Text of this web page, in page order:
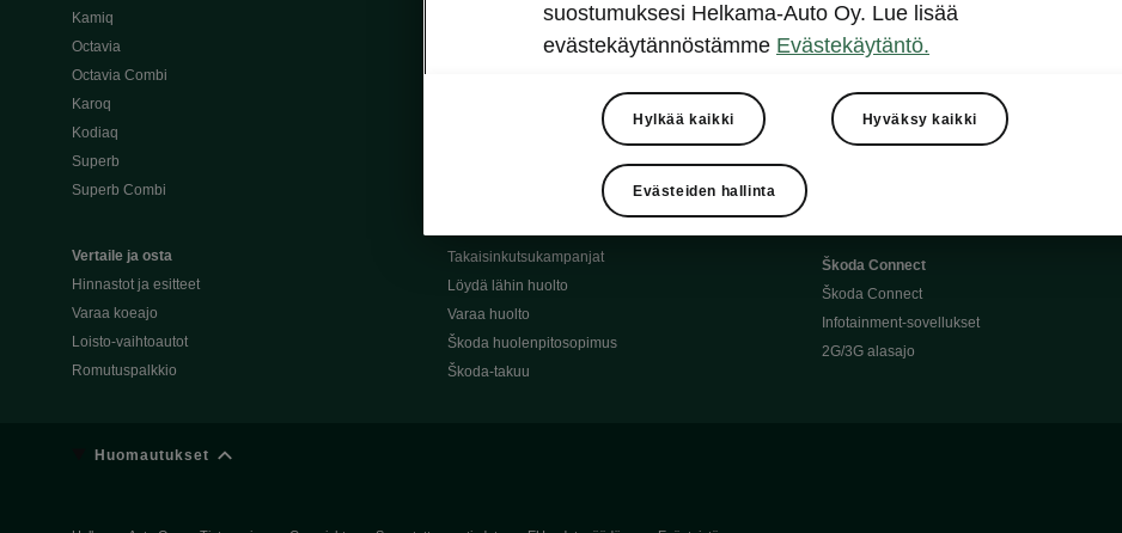
Kamiq
Octavia
Octavia Combi
Karoq
Kodiaq
Superb
Superb Combi
Vertaile ja osta
Hinnastot ja esitteet
Varaa koeajo
Loisto-vaihtoautot
Romutuspalkkio
Škoda 4×4 -mallit
Škoda-katumaasturimallit
Alkuperäiset Škoda-varaosat
Alkuperäiset Škoda-moottoriöljyt
Takaisinkutsukampanjat
Löydä lähin huolto
Varaa huolto
Škoda huolenpitosopimus
Škoda-takuu
Ajoakku ja turvallisuus
Ohjelmiston päivitys
Kotilataus
Latauspisteet kartalla
Škoda Connect
Škoda Connect
Infotainment-sovellukset
2G/3G alasajo
Huomautukset
suostumuksesi Helkama-Auto Oy. Lue lisää
evästekäytännöstämme Evästekäytäntö.
Hylkää kaikki Hyväksy kaikki
Evästeiden hallinta